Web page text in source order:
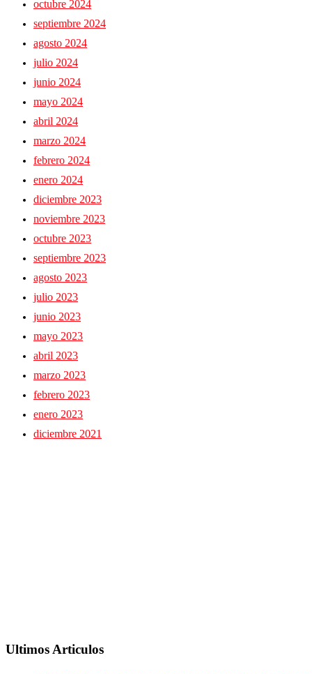
octubre 2024
septiembre 2024
agosto 2024
julio 2024
junio 2024
mayo 2024
abril 2024
marzo 2024
febrero 2024
enero 2024
diciembre 2023
noviembre 2023
octubre 2023
septiembre 2023
agosto 2023
julio 2023
junio 2023
mayo 2023
abril 2023
marzo 2023
febrero 2023
enero 2023
diciembre 2021
Ultimos Articulos